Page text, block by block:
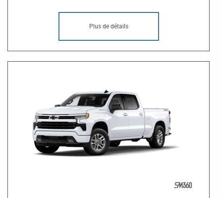
Plus de détails